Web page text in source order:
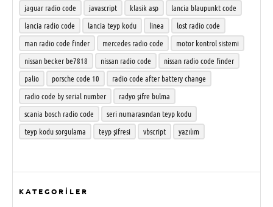
jaguar radio code
javascript klasik asp
lancia blaupunkt code
lancia radio code
lancia teyp kodu linea
lost radio code
man radio code finder
mercedes radio code
motor kontrol sistemi
nissan becker be7818
nissan radio code
nissan radio code finder
palio
porsche code 10
radio code after battery change
radio code by serial number
radyo şifre bulma
scania bosch radio code
seri numarasından teyp kodu
teyp kodu sorgulama
teyp şifresi vbscript yazılım
KATEGORILER